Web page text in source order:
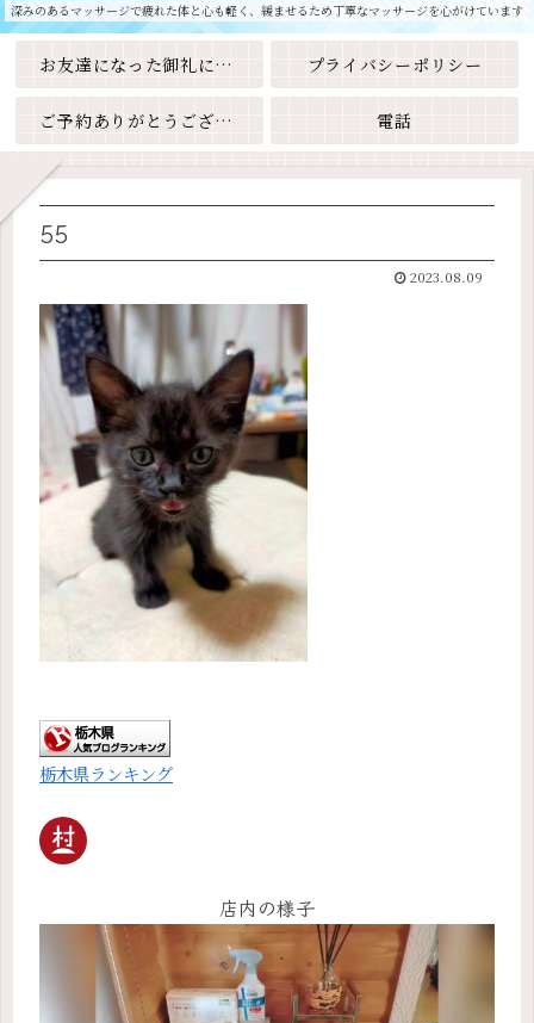
深みのあるマッサージで疲れた体と心も軽く、緩ませるため丁寧なマッサージを心がけています
お友達になった御礼に素敵なクーポンをプレゼント🎁 プライバシーポリシー
ご予約ありがとうございます 電話
55
2023.08.09
栃木県ランキング
店内の様子